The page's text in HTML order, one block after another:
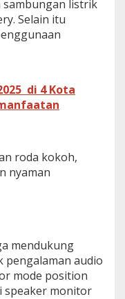
sambungan listrik
Selain itu
di 4 Kota
roda kokoh,
nyaman
mendukung
audio
mode position
speaker monitor